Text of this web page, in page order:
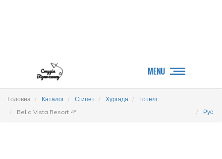
MENU
Головна Каталог Єгипет Хургада
Готелі
Bella Vista Resort 4*
Рус.